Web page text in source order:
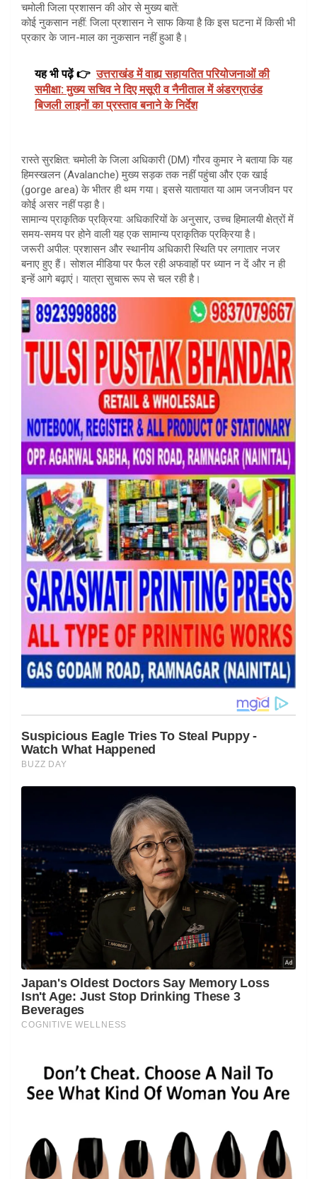
​चमोली जिला प्रशासन की ओर से मुख्य बातें:
​कोई नुकसान नहीं: जिला प्रशासन ने साफ किया है कि इस घटना में किसी भी
प्रकार के जान-माल का नुकसान नहीं हुआ है।
यह भी पढ़ें 👉 उत्तराखंड में वाह्य सहायतित परियोजनाओं की
समीक्षा: मुख्य सचिव ने दिए मसूरी व नैनीताल में अंडरग्राउंड
बिजली लाइनों का प्रस्ताव बनाने के निर्देश
​रास्ते सुरक्षित: चमोली के जिला अधिकारी (DM) गौरव कुमार ने बताया कि यह
हिमस्खलन (Avalanche) मुख्य सड़क तक नहीं पहुंचा और एक खाई
(gorge area) के भीतर ही थम गया। इससे यातायात या आम जनजीवन पर
कोई असर नहीं पड़ा है।
​सामान्य प्राकृतिक प्रक्रिया: अधिकारियों के अनुसार, उच्च हिमालयी क्षेत्रों में
समय-समय पर होने वाली यह एक सामान्य प्राकृतिक प्रक्रिया है।
​जरूरी अपील: प्रशासन और स्थानीय अधिकारी स्थिति पर लगातार नजर
बनाए हुए हैं। सोशल मीडिया पर फैल रही अफवाहों पर ध्यान न दें और न ही
इन्हें आगे बढ़ाएं। यात्रा सुचारू रूप से चल रही है।